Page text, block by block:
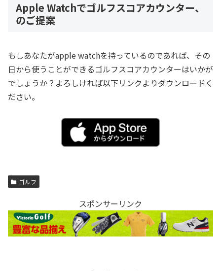
Apple Watchでゴルフスコアカウンター、
のご提案
もしあなたがapple watchを持っているのであれば、その
日から使うことができるゴルフスコアカウンターはいかが
でしょうか？よろしければ以下リンクよりダウンロードく
ださい。
ゴルフ
スポンサーリンク